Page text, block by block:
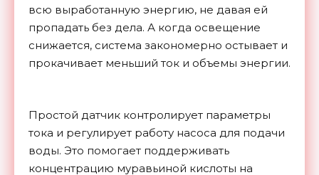
всю выработанную энергию, не давая ей
пропадать без дела. А когда освещение
снижается, система закономерно остывает и
прокачивает меньший ток и объемы энергии.
Простой датчик контролирует параметры
тока и регулирует работу насоса для подачи
воды. Это помогает поддерживать
концентрацию муравьиной кислоты на